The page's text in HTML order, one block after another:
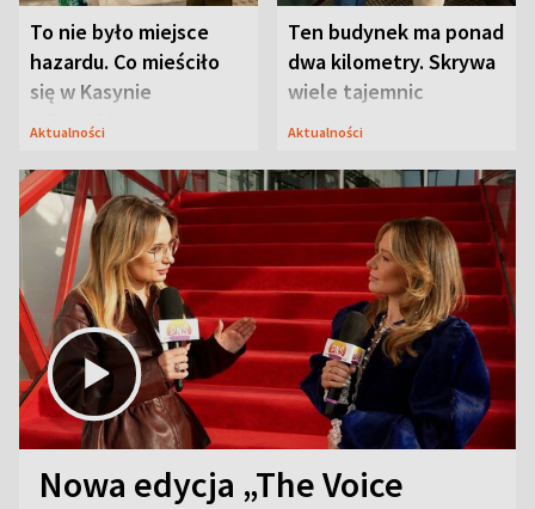
To nie było miejsce
hazardu. Co mieściło
się w Kasynie
Oficerskim?
Aktualności
Ten budynek ma ponad
dwa kilometry. Skrywa
wiele tajemnic
Aktualności
Nowa edycja „The Voice